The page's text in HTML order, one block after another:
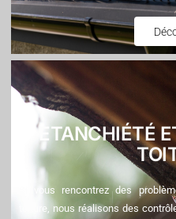
ETANCHIÉTÉ
Si vous rencontrez des
toiture, nous réalisons des